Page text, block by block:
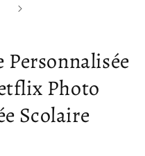
Photo
Scolaire